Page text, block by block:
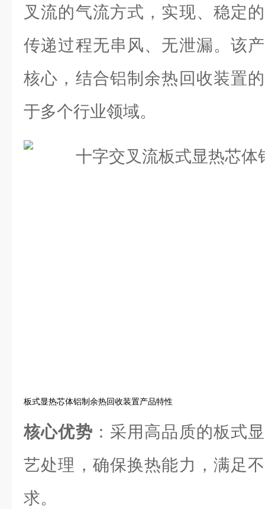
叉流的气流方式，实现、稳定
传递过程无串风、无泄漏。该
核心，结合铝制余热回收装置
于多个行业领域。
板式显热芯体铝制余热回收装置产品特性
核心优势 ：采用高品质的板式
艺处理，确保换热能力，满足
求。